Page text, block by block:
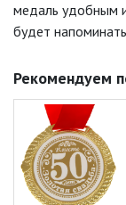
медаль удобным
будет
Рекомендуем